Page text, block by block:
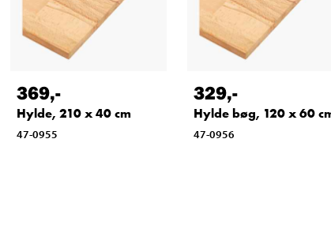
369,-
Hylde, 210 x 40 cm
47-0955
329,-
Hylde bøg, 120 x 60
47-0956